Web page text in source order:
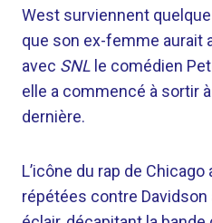
West surviennent
que son ex-femme aurait
avec SNL le comédien
elle a commencé à sortir à
dernière.
L’icône du rap de
répétées contre